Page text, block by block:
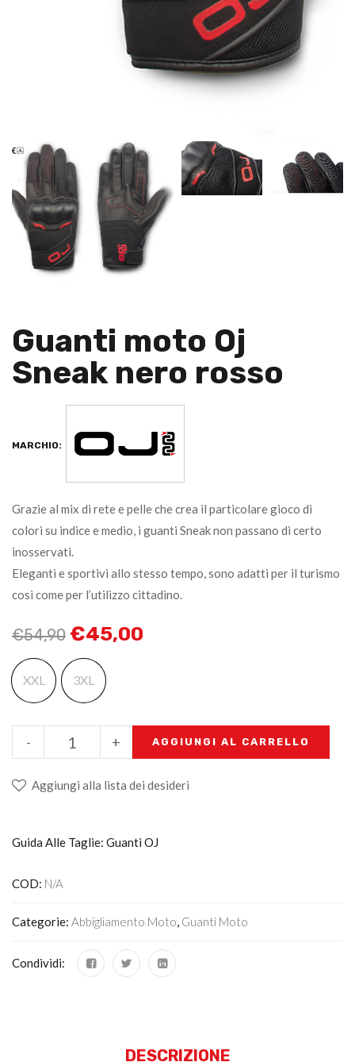
Guanti moto Oj
Sneak nero rosso
MARCHIO:
Grazie al mix di rete e pelle che crea il particolare gioco di
colori su indice e medio, i guanti Sneak non passano di certo
inosservati.
Eleganti e sportivi allo stesso tempo, sono adatti per il turismo
così come per l’utilizzo cittadino.
€54,90 €45,00
XXL 3XL
+
- AGGIUNGI AL CARRELLO
Aggiungi alla lista dei desideri
Guida Alle Taglie: Guanti OJ
COD: N/A
Categorie: Abbigliamento Moto Guanti Moto
Condividi:
DESCRIZIONE